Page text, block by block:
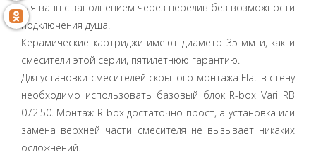
для ванн с заполнением через перелив без возможности
подключения душа.
Керамические картриджи имеют диаметр 35 мм и, как и
смесители этой серии, пятилетнюю гарантию.
Для установки смесителей скрытого монтажа Flat в стену
необходимо использовать базовый блок R-box Vari RB
072.50. Монтаж R-box достаточно прост, а установка или
замена верхней части смесителя не вызывает никаких
осложнений.